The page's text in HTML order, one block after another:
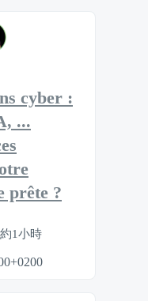
cyber :
...
prête ?
約1小時